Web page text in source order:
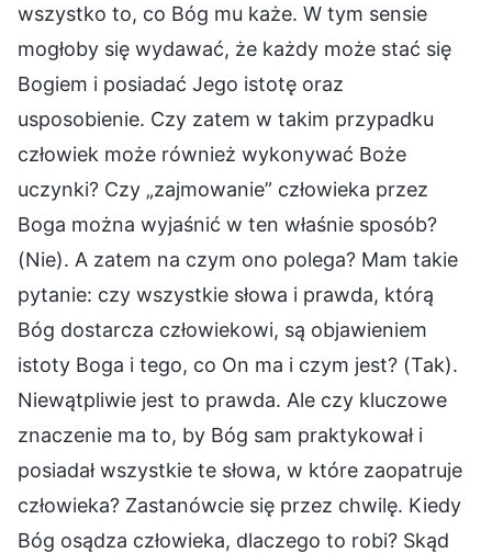
wszystko to, co Bóg mu każe. W tym sensie
mogłoby się wydawać, że każdy może stać się
Bogiem i posiadać Jego istotę oraz
usposobienie. Czy zatem w takim przypadku
człowiek może również wykonywać Boże
uczynki? Czy „zajmowanie” człowieka przez
Boga można wyjaśnić w ten właśnie sposób?
(Nie). A zatem na czym ono polega? Mam takie
pytanie: czy wszystkie słowa i prawda, którą
Bóg dostarcza człowiekowi, są objawieniem
istoty Boga i tego, co On ma i czym jest? (Tak).
Niewątpliwie jest to prawda. Ale czy kluczowe
znaczenie ma to, by Bóg sam praktykował i
posiadał wszystkie te słowa, w które zaopatruje
człowieka? Zastanówcie się przez chwilę. Kiedy
Bóg osądza człowieka, dlaczego to robi? Skąd